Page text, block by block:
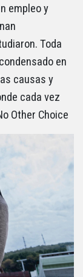
empleo y
Toda
en
causas y
cada vez
Other Choice